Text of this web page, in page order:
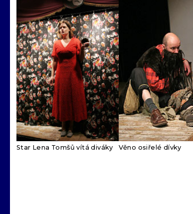
Star Lena Tomšů vítá diváky Věno osiřelé dívky